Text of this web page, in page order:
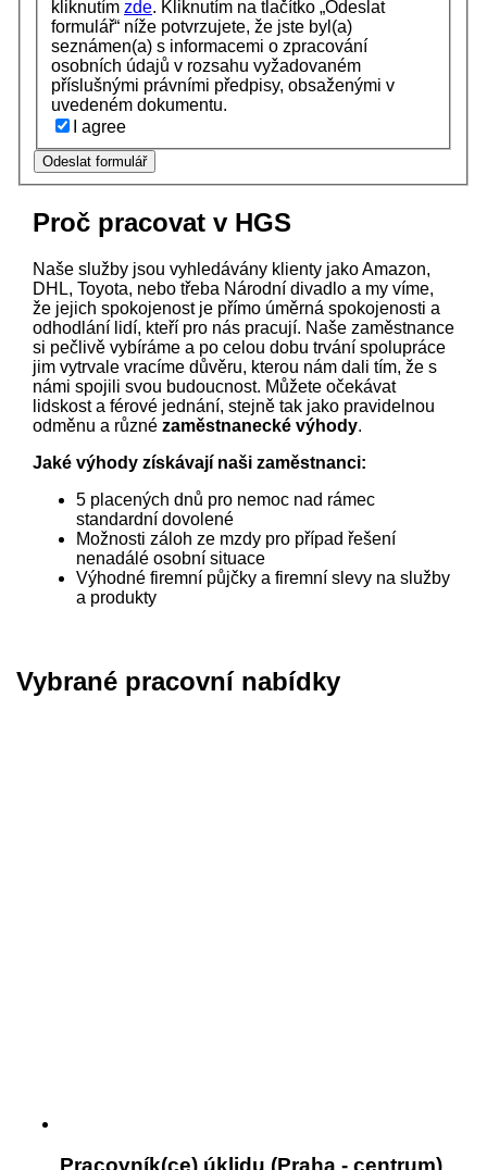
kliknutím zde. Kliknutím na tlačítko „Odeslat
formulář“ níže potvrzujete, že jste byl(a)
seznámen(a) s informacemi o zpracování
osobních údajů v rozsahu vyžadovaném
příslušnými právními předpisy, obsaženými v
uvedeném dokumentu.
I agree
Odeslat formulář
Proč pracovat v HGS
Naše služby jsou vyhledávány klienty jako Amazon,
DHL, Toyota, nebo třeba Národní divadlo a my víme,
že jejich spokojenost je přímo úměrná spokojenosti a
odhodlání lidí, kteří pro nás pracují. Naše zaměstnance
si pečlivě vybíráme a po celou dobu trvání spolupráce
jim vytrvale vracíme důvěru, kterou nám dali tím, že s
námi spojili svou budoucnost. Můžete očekávat
lidskost a férové jednání, stejně tak jako pravidelnou
odměnu a různé zaměstnanecké výhody.
Jaké výhody získávají naši zaměstnanci:
5 placených dnů pro nemoc nad rámec
standardní dovolené
Možnosti záloh ze mzdy pro případ řešení
nenadálé osobní situace
Výhodné firemní půjčky a firemní slevy na služby
a produkty
Vybrané pracovní nabídky